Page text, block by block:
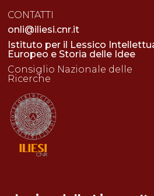
CONTATTI
onli@iliesi.cnr.it
Istituto per il Lessico
Europeo e Storia delle Idee
Consiglio Nazionale delle
Ricerche